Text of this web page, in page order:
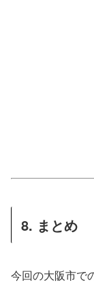
8. まとめ
今回の大阪市で